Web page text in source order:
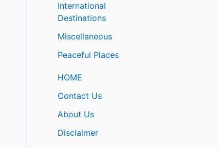
International
Destinations
Miscellaneous
Peaceful Places
HOME
Contact Us
About Us
Disclaimer